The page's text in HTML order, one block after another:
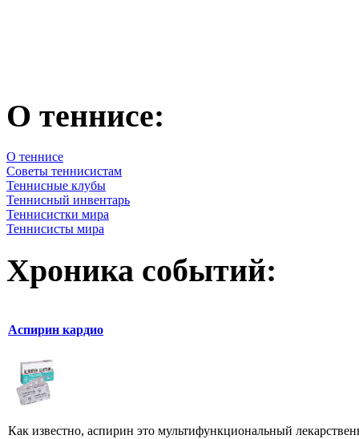
О теннисе:
О теннисе
Советы теннисистам
Теннисные клубы
Теннисный инвентарь
Теннисистки мира
Теннисисты мира
Хроника событий:
Аспирин кардио
Как известно, аспирин это мультифункциональный